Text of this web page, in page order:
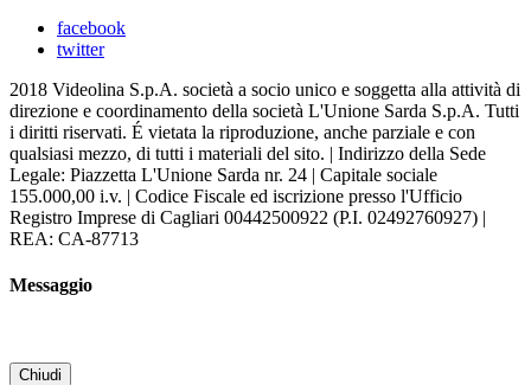
facebook
twitter
2018 Videolina S.p.A. società a socio unico e soggetta alla attività di
direzione e coordinamento della società L'Unione Sarda S.p.A. Tutti
i diritti riservati. É vietata la riproduzione, anche parziale e con
qualsiasi mezzo, di tutti i materiali del sito. | Indirizzo della Sede
Legale: Piazzetta L'Unione Sarda nr. 24 | Capitale sociale
155.000,00 i.v. | Codice Fiscale ed iscrizione presso l'Ufficio
Registro Imprese di Cagliari 00442500922 (P.I. 02492760927) |
REA: CA-87713
Messaggio
Chiudi